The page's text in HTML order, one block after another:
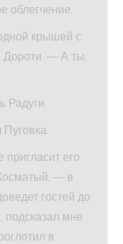
облегчение.
крышей с
Дороти. — А ты,
Радуги.
его
— в
гостей до
подсказал мне
в